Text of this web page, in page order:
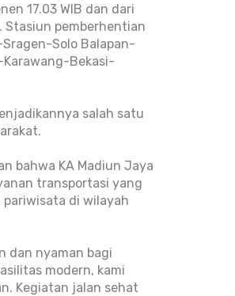
17.03 WIB dan dari
Stasiun pemberhentian
Solo Balapan-
Bekasi-
salah satu
bahwa KA Madiun Jaya
transportasi yang
pariwisata di wilayah
dan nyaman bagi
modern, kami
Kegiatan jalan sehat